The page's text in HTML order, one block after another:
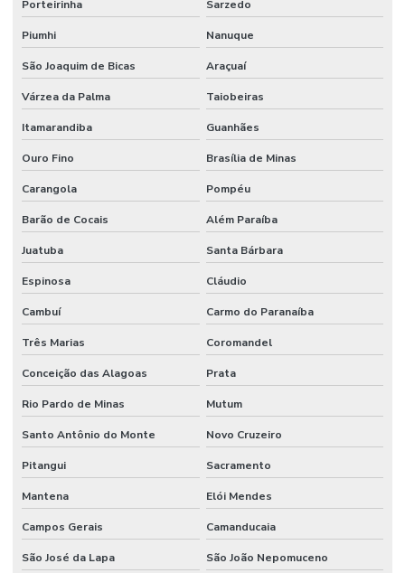
Porteirinha Sarzedo
Piumhi Nanuque
São Joaquim de Bicas Araçuaí
Várzea da Palma Taiobeiras
Itamarandiba Guanhães
Ouro Fino Brasília de Minas
Carangola Pompéu
Barão de Cocais Além Paraíba
Juatuba Santa Bárbara
Espinosa Cláudio
Cambuí Carmo do Paranaíba
Três Marias Coromandel
Conceição das Alagoas Prata
Rio Pardo de Minas Mutum
Santo Antônio do Monte Novo Cruzeiro
Pitangui Sacramento
Mantena Elói Mendes
Campos Gerais Camanducaia
São José da Lapa São João Nepomuceno